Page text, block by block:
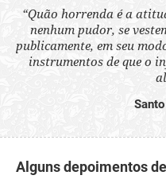
“Quão horrenda é a
nenhum pudor, se
publicamente, em seu
instrumentos de que o
Alguns depoimentos